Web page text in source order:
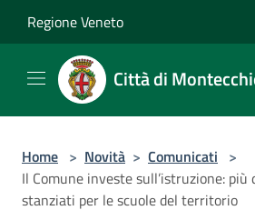
Regione Veneto
Città di
Home > Novità > Comunicati >
Il Comune investe sull’istruzione:
stanziati per le scuole del territorio